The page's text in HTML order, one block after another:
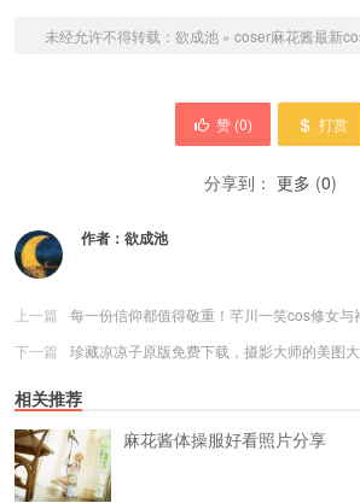
未经允许不得转载： 欲成池 » coser麻花酱最新
赞 (0) 打赏
分享到： 更多 (0)
作者： 欲成池
上一篇
每一份信仰都值得敬重！芊川一笑cos修女与
下一篇
珍藏凉凉子原版免费下载，摄影大师的美图
相关推荐
麻花酱体操服好看照片分享